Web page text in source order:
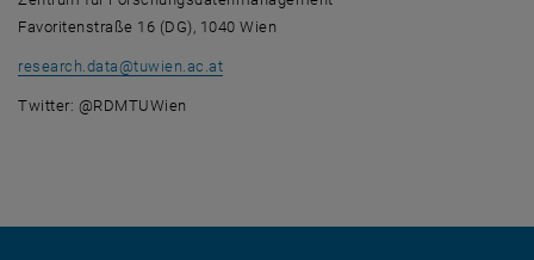
Favoritenstraße 16 (DG), 1040 Wien
research.data @tuwien.ac.at
Twitter: @RDMTUWien